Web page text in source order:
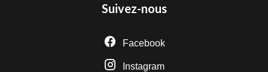
Suivez-nous
Facebook
Instagram